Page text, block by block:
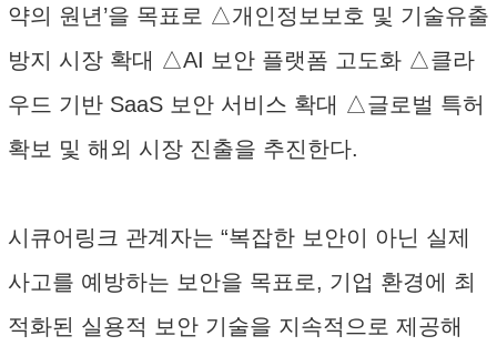
약의 원년’을 목표로 △개인정보보호 및 기술유출
방지 시장 확대 △AI 보안 플랫폼 고도화 △클라
우드 기반 SaaS 보안 서비스 확대 △글로벌 특허
확보 및 해외 시장 진출을 추진한다.
시큐어링크 관계자는 “복잡한 보안이 아닌 실제
사고를 예방하는 보안을 목표로, 기업 환경에 최
적화된 실용적 보안 기술을 지속적으로 제공해